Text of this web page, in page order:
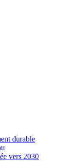
durable
vers 2030